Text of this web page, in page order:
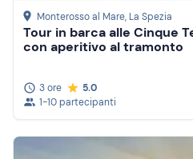
Monterosso al Mare, La Spezia
Tour in barca alle Cinque
con aperitivo al tramonto
3 ore
5.0
1-10 partecipanti